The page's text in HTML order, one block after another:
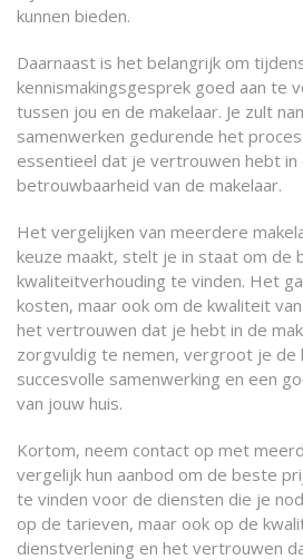
kunnen bieden.
Daarnaast is het belangrijk om
kennismakingsgesprek goed aan te
tussen jou en de makelaar. Je zult
samenwerken gedurende het
essentieel dat je vertrouwen hebt
betrouwbaarheid van de makelaar.
Het vergelijken van meerdere
keuze maakt, stelt je in staat om de
kwaliteitverhouding te vinden. Het
kosten, maar ook om de kwaliteit
het vertrouwen dat je hebt in de
zorgvuldig te nemen, vergroot je de
succesvolle samenwerking en een
van jouw huis.
Kortom, neem contact op met
vergelijk hun aanbod om de beste
te vinden voor de diensten die je
op de tarieven, maar ook op de
dienstverlening en het vertrouwen